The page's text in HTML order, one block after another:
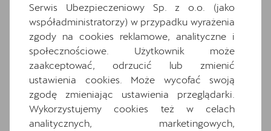
Wyposażenie standardowe
Wyposażenie dodatkowe i pakiety
7 poduszek powietrznych (2 przednie, 2
boczne, 2 kurtyny powietrzne, poduszka
centralna)
Alloy wheels 7.5J x 18
Serwis Ubezpieczeniowy Sp. z o.o. (jako
współadministratorzy) w przypadku wyrażenia
zgody na cookies reklamowe, analityczne i
społecznościowe. Użytkownik może
zaakceptować, odrzucić lub zmienić
ustawienia cookies. Może wycofać swoją
zgodę zmieniając ustawienia przeglądarki.
Wykorzystujemy cookies też w celach
analitycznych, marketingowych,